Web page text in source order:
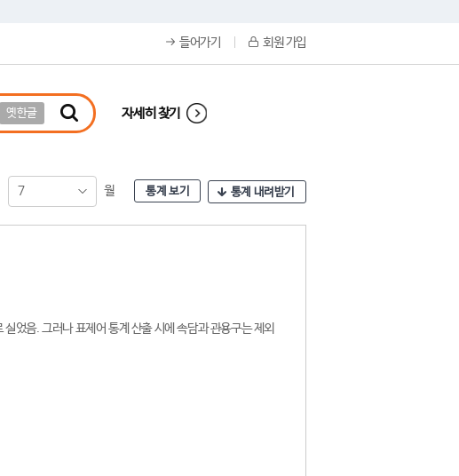
들어가기 회원 가입
옛한글 자세히 찾기
7 월 통계 보기 통계 내려받기
었음. 그러나 표제어 통계 산출 시에 속담과 관용구는 제외